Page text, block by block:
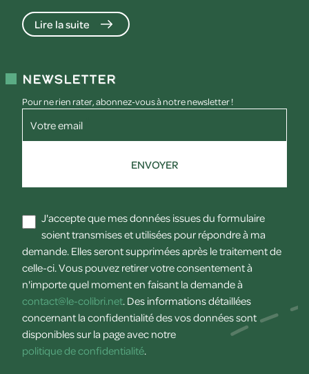
Lire la suite
Newsletter
Pour ne rien rater, abonnez-vous à notre newsletter !
Votre email
ENVOYER
J'accepte que mes données issues du formulaire
soient transmises et utilisées pour répondre à ma
demande. Elles seront supprimées après le traitement de
celle-ci. Vous pouvez retirer votre consentement à
n'importe quel moment en faisant la demande à
contact@le-colibri.net. Des informations détaillées
concernant la confidentialité des vos données sont
disponibles sur la page avec notre
politique de confidentialité.